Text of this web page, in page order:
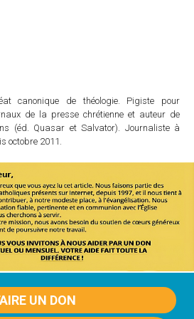
canonique de théologie. Pigiste pour
de la presse chrétienne et auteur de
(éd. Quasar et Salvator). Journaliste à
octobre 2011.
UN DON